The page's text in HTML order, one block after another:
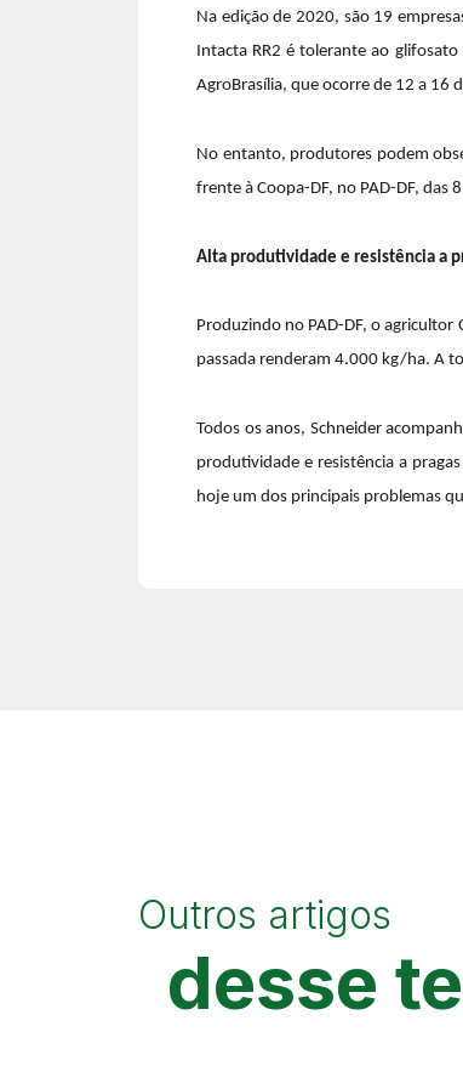
Na edição de 2020, são 19
Intacta RR2 é tolerante ao
AgroBrasília, que ocorre de 12 a 16
No entanto, produtores podem
frente à Coopa-DF, no PAD-DF, das
Alta produtividade e resistência a
Produzindo no PAD-DF, o agricultor
passada renderam 4.000 kg/ha. A
Todos os anos, Schneider
produtividade e resistência a
hoje um dos principais problemas
Outros artigos
desse